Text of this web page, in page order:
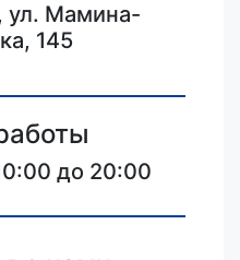
ул. Мамина-
145
до 20:00